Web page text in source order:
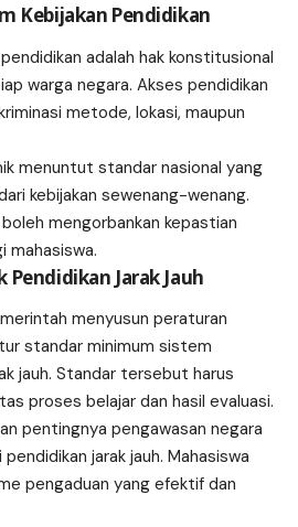
Kebijakan Pendidikan
adalah hak konstitusional
warga negara. Akses pendidikan
metode, lokasi, maupun
menuntut standar nasional yang
kebijakan sewenang-wenang.
mengorbankan kepastian
mahasiswa.
Pendidikan Jarak Jauh
menyusun peraturan
standar minimum sistem
jauh. Standar tersebut harus
proses belajar dan hasil evaluasi.
pentingnya pengawasan negara
jarak jauh. Mahasiswa
pengaduan yang efektif dan